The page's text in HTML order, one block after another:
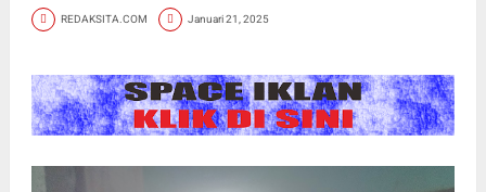
REDAKSITA.COM Januari 21, 2025